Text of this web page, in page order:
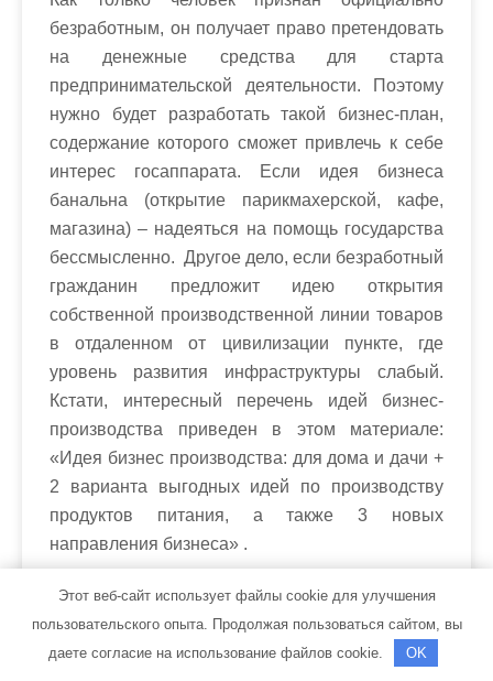
безработным, он получает право претендовать
на денежные средства для старта
предпринимательской деятельности. Поэтому
нужно будет разработать такой бизнес-план,
содержание которого сможет привлечь к себе
интерес госаппарата. Если идея бизнеса
банальна (открытие парикмахерской, кафе,
магазина) – надеяться на помощь государства
бессмысленно. Другое дело, если безработный
гражданин предложит идею открытия
собственной производственной линии товаров
в отдаленном от цивилизации пункте, где
уровень развития инфраструктуры слабый.
Кстати, интересный перечень идей бизнес-
производства приведен в этом материале:
«Идея бизнес производства: для дома и дачи +
2 варианта выгодных идей по производству
продуктов питания, а также 3 новых
направления бизнеса» .
Представители госаппарата будут внимательно
изучать бизнес-план на предмет создания
дополнительных рабочих мест (это касается
Этот веб-сайт использует файлы cookie для улучшения
пользовательского опыта. Продолжая пользоваться сайтом, вы
даете согласие на использование файлов cookie.
OK